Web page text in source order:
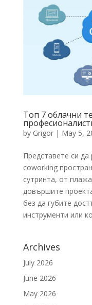
Топ 7 облачни
by Grigor| May 5,
Представете си
coworking
сутринта, от
довършите
без да губите
инструменти или
Archives
July 2026
June 2026
May 2026